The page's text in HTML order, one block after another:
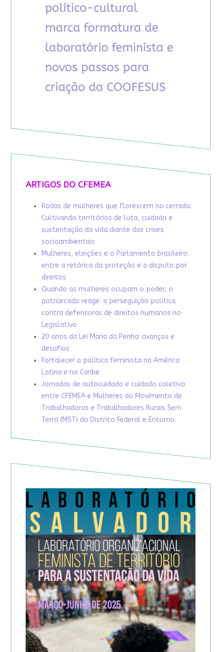
ARTIGOS DO CFEMEA
Rodas de mulheres que florescem no cerrado:
Cultivando territórios de luta, cuidado e
sustentação da vida diante das crises
socioambientais
Mulheres, eleições e o Parlamento brasileiro:
entre a retórica da proteção e a disputa por
direitos
Quando as mulheres ocupam o poder, o
patriarcado reage: a perseguição política
contra defensoras de direitos humanos no
Legislativo
20 anos da Lei Maria da Penha: avanços e
desafios
Fortalecer a política feminista na América
Latina e no Caribe
Jornadas de autocuidado e cuidado coletivo
entre CFEMEA e Mulheres do Movimento de
Trabalhadoras e Trabalhadores Rurais Sem
Terra (MST) do Distrito Federal e Entorno